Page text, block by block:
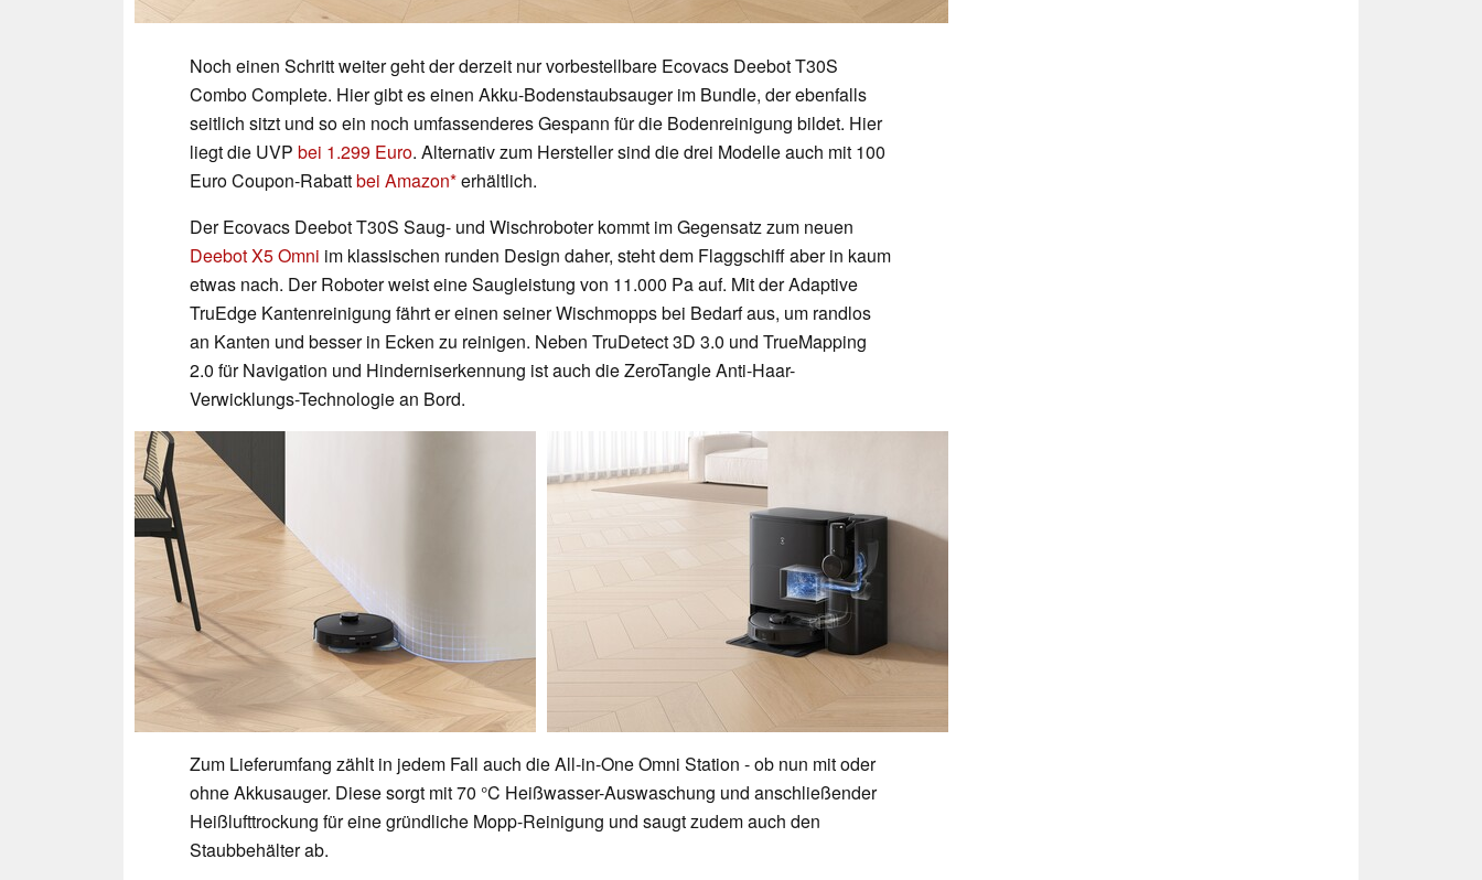
Noch einen Schritt weiter geht der derzeit nur vorbestellbare Ecovacs Deebot T30S
Combo Complete. Hier gibt es einen Akku-Bodenstaubsauger im Bundle, der ebenfalls
seitlich sitzt und so ein noch umfassenderes Gespann für die Bodenreinigung bildet. Hier
liegt die UVP bei 1.299 Euro. Alternativ zum Hersteller sind die drei Modelle auch mit 100
Euro Coupon-Rabattbei Amazon erhältlich.
Der Ecovacs Deebot T30S Saug- und Wischroboter kommt im Gegensatz zum neuen
Deebot X5 Omni im klassischen runden Design daher, steht dem Flaggschiff aber in kaum
etwas nach. Der Roboter weist eine Saugleistung von 11.000 Pa auf. Mit der Adaptive
TruEdge Kantenreinigung fährt er einen seiner Wischmopps bei Bedarf aus, um randlos
an Kanten und besser in Ecken zu reinigen. Neben TruDetect 3D 3.0 und TrueMapping
2.0 für Navigation und Hinderniserkennung ist auch die ZeroTangle Anti-Haar-
Verwicklungs-Technologie an Bord.
Zum Lieferumfang zählt in jedem Fall auch die All-in-One Omni Station - ob nun mit oder
ohne Akkusauger. Diese sorgt mit 70 °C Heißwasser-Auswaschung und anschließender
Heißlufttrockung für eine gründliche Mopp-Reinigung und saugt zudem auch den
Staubbehälter ab.